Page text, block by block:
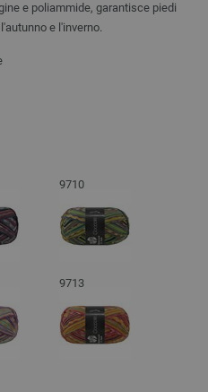
e poliammide, garantisce piedi
e l'inverno.
9710
9713